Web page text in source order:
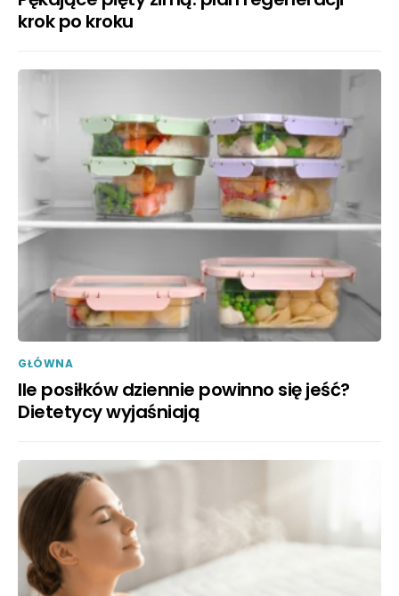
krok po kroku
GŁÓWNA
Ile posiłków dziennie powinno się jeść?
Dietetycy wyjaśniają